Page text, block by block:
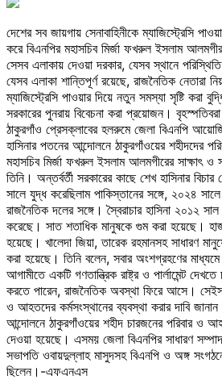
দেশের সব জায়গায় সেনাবাহিনীকে ম্যাজিস্ট্রেসি
করে বিএনপির মহাসচিব মির্জা ফখরুল ইসলাম
সেসব এলাকায় দেওয়া দরকার, যেসব স্থানে
যেসব এলাকা শান্তিপূর্ণ রয়েছে, রাজনৈতিক নেতারা
ম্যাজিস্ট্রেসি পাওয়ার দিয়ে নতুন সমস্যা সৃষ্টি করা
সরকারের পুনরায় বিবেচনা করা প্রয়োজন।
ঠাকুরগাঁও প্রেসক্লাবের হলরুমে জেলা বিএনপি
হাসিনার পতনের আন্দোলনে ঠাকুরগাঁওয়ের শহীদদের
মহাসচিব মির্জা ফখরুল ইসলাম আলমগীরের সাক্ষাৎ ও
তিনি। অন্তর্বর্তী সরকারের কাছে শেখ হাসিনার
সালে যুদ্ধ করেছিলাম পাকিস্তানের সঙ্গে, ২০২৪
রাজনৈতিক দলের সঙ্গে। স্বৈরাচার হাসিনা ২০১২
করেছে। সাত শতাধিক মানুষকে গুম করা হয়েছে।
হয়েছে। খালেদা জিয়া, তারেক রহমানসহ সাধারণ
করা হয়েছে। তিনি বলেন, সবার অংশগ্রহণের মাধ্যমে
আগামীতে একটি গণতান্ত্রিক রাষ্ট্র ও পার্লামেন্ট
করতে পারেন, রাজনৈতিক অবস্থা ফিরে আসে।
ও আহতদের কর্মসংস্থানের ব্যবস্থা করার দাবি
আন্দোলনে ঠাকুরগাঁওয়ের শহীদ চারজনের পরিবার ও
দেওয়া হয়েছে। এসময় জেলা বিএনপির সাধারণ
সভাপতি ওবায়দুল্লাহ মাসুদসহ বিএনপি ও অঙ্গ
ছিলেন।-এফএনএস